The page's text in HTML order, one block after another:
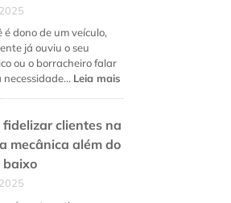
é dono de um veículo,
já ouviu o seu
ou o borracheiro falar
necessidade… Leia mais
balanceamento:
fidelizar clientes na
mecânica além do
baixo